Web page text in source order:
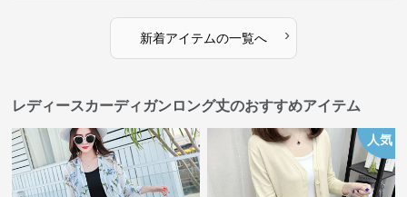
新着アイテムの一覧へ ›
レディースカーディガンロング丈のおすすめアイテム
人気